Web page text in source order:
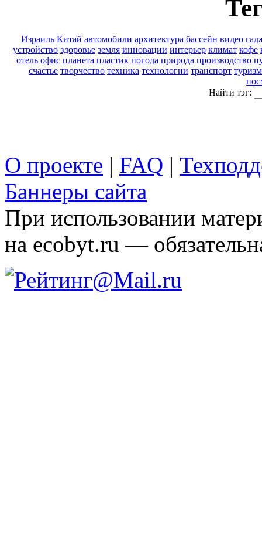
Израиль Китай автомобили архитектура бассейн видео
устройство здоровье земля инновации интерьер климат кофе
отель офис планета пластик погода природа производство
счастье творчество техника технологии транспорт туризм
Найти тэг:
О проекте | FAQ |
Баннеры сайта
При использовании
на ecobyt.ru —